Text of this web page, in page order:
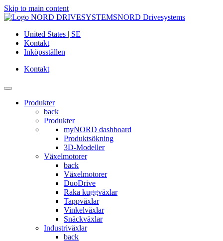
Skip to main content
NORD Drivesystems
United States | SE
Kontakt
Inköpsställen
Kontakt
Produkter
back
Produkter
myNORD dashboard
Produktsökning
3D-Modeller
Växelmotorer
back
Växelmotorer
DuoDrive
Raka kuggväxlar
Tappväxlar
Vinkelväxlar
Snäckväxlar
Industriväxlar
back